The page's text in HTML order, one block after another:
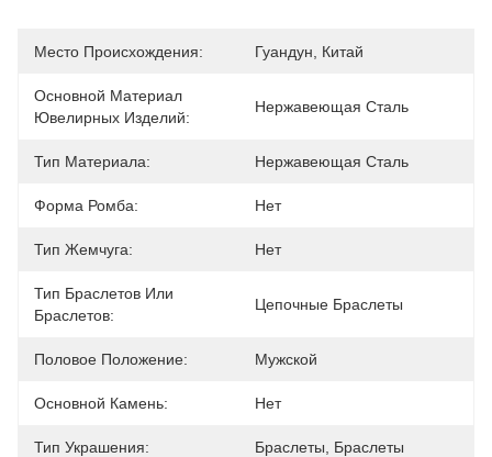
Место Происхождения: Гуандун, Китай
Основной Материал
Ювелирных Изделий:
Нержавеющая Сталь
Тип Материала: Нержавеющая Сталь
Форма Ромба: Нет
Тип Жемчуга: Нет
Тип Браслетов Или
Браслетов:
Цепочные Браслеты
Половое Положение: Мужской
Основной Камень: Нет
Тип Украшения: Браслеты, Браслеты